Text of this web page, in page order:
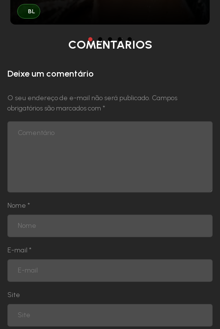
Capítulo 114
Capítulo 112
Capítulo 111
Capítulo 110
Capítulo 106
Capítulo 104
Volume 2
BL
COMENTÁRIOS
Deixe um comentário
O seu endereço de e-mail não será publicado. Campos
obrigatórios são marcados com *
Nome *
E-mail *
Site